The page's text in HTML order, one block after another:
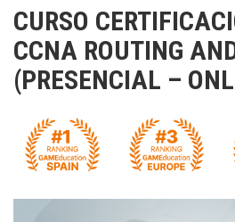
CURSO
CCNA ROUTING
(PRESENCIAL –